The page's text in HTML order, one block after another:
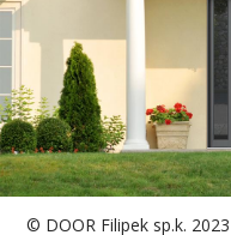
© DOOR Filipek sp.k. 2023